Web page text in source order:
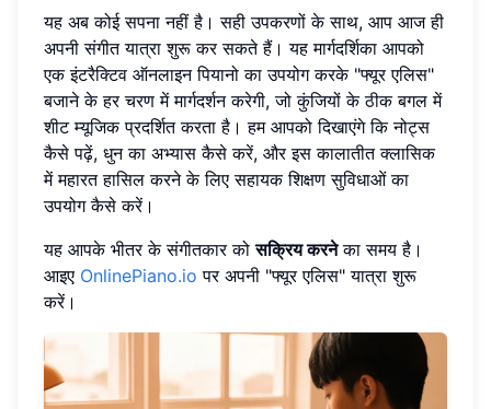
यह अब कोई सपना नहीं है। सही उपकरणों के साथ, आप आज ही
अपनी संगीत यात्रा शुरू कर सकते हैं। यह मार्गदर्शिका आपको
एक इंटरैक्टिव ऑनलाइन पियानो का उपयोग करके "फ्यूर एलिस"
बजाने के हर चरण में मार्गदर्शन करेगी, जो कुंजियों के ठीक बगल में
शीट म्यूजिक प्रदर्शित करता है। हम आपको दिखाएंगे कि नोट्स
कैसे पढ़ें, धुन का अभ्यास कैसे करें, और इस कालातीत क्लासिक
में महारत हासिल करने के लिए सहायक शिक्षण सुविधाओं का
उपयोग कैसे करें।
यह आपके भीतर के संगीतकार कोसक्रिय करनेका समय है।
आइए OnlinePiano.io पर अपनी "फ्यूर एलिस" यात्रा शुरू
करें।